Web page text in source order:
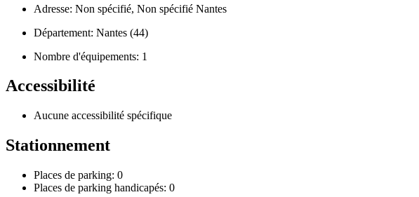
Adresse: Non spécifié, Non spécifié Nantes
Département: Nantes (44)
Nombre d'équipements: 1
Accessibilité
Aucune accessibilité spécifique
Stationnement
Places de parking: 0
Places de parking handicapés: 0